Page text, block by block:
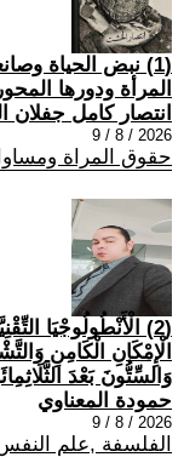
(1) نبض الحياة
المرأة ودورها
انتصار كامل
2026 / 8 / 9
حقوق المراة
(2) الْأَنْطُولُوجْيَا
الْإِمْكَانِ الْكَامِنِ
وَالسِّتُّونَ بَعْدَ
حمودة المعناوي
2026 / 8 / 9
الفلسفة ,علم